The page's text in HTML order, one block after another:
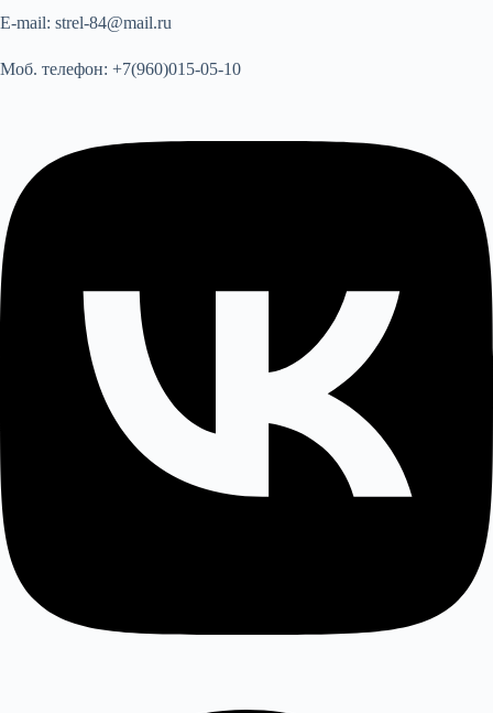
E-mail: strel-84@mail.ru
Моб. телефон: +7(960)015-05-10